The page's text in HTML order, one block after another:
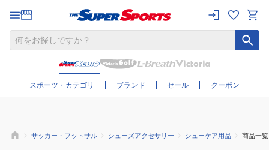
スポーツ・カテゴリ ブランド セール クーポン
さらに絞り込む
サッカー・フットサル シューズアクセサリー シューケア用品 商品一覧